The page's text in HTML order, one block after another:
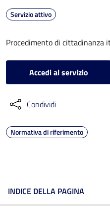
Servizio attivo
Procedimento di cittadinanza
Accedi al servizio
Condividi
Normativa di riferimento
INDICE DELLA PAGINA